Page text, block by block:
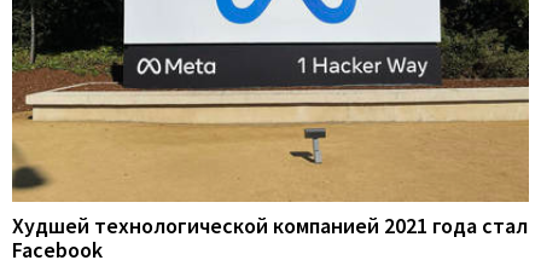
Худшей технологической компанией 2021 года стал
Facebook